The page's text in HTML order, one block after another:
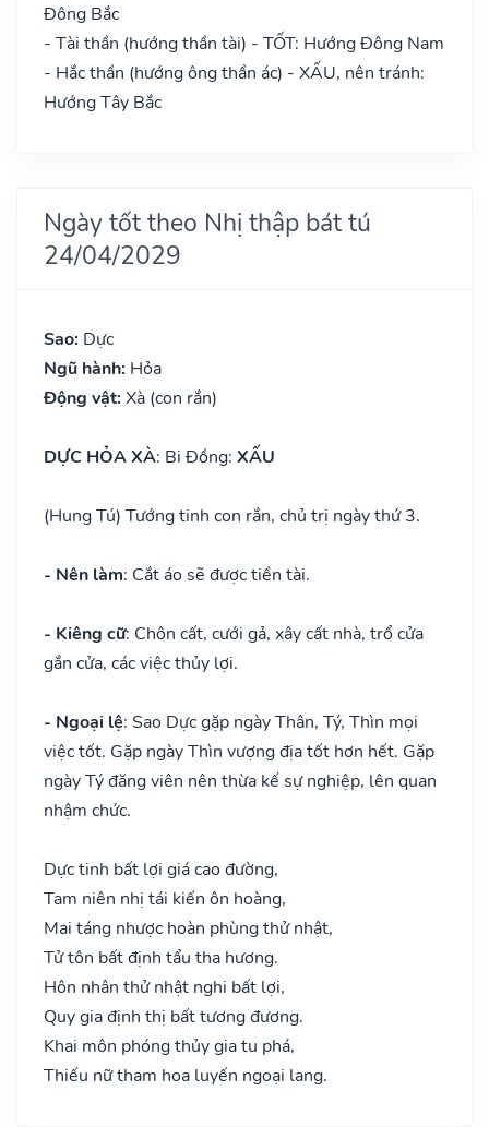
Đông Bắc
- Tài thần (hướng thần tài) - TỐT: Hướng Đông Nam
- Hắc thần (hướng ông thần ác) - XẤU, nên tránh:
Hướng Tây Bắc
Ngày tốt theo Nhị thập bát tú
24/04/2029
Sao: Dực
Ngũ hành: Hỏa
Động vật: Xà (con rắn)
DỰC HỎA XÀ: Bi Đồng: XẤU
(Hung Tú) Tướng tinh con rắn, chủ trị ngày thứ 3.
- Nên làm: Cắt áo sẽ được tiền tài.
- Kiêng cữ: Chôn cất, cưới gả, xây cất nhà, trổ cửa
gắn cửa, các việc thủy lợi.
- Ngoại lệ: Sao Dực gặp ngày Thân, Tý, Thìn mọi
việc tốt. Gặp ngày Thìn vượng địa tốt hơn hết. Gặp
ngày Tý đăng viên nên thừa kế sự nghiệp, lên quan
nhậm chức.
Dực tinh bất lợi giá cao đường,
Tam niên nhị tái kiến ôn hoàng,
Mai táng nhược hoàn phùng thử nhật,
Tử tôn bất định tẩu tha hương.
Hôn nhân thử nhật nghi bất lợi,
Quy gia định thị bất tương đương.
Khai môn phóng thủy gia tu phá,
Thiếu nữ tham hoa luyến ngoại lang.